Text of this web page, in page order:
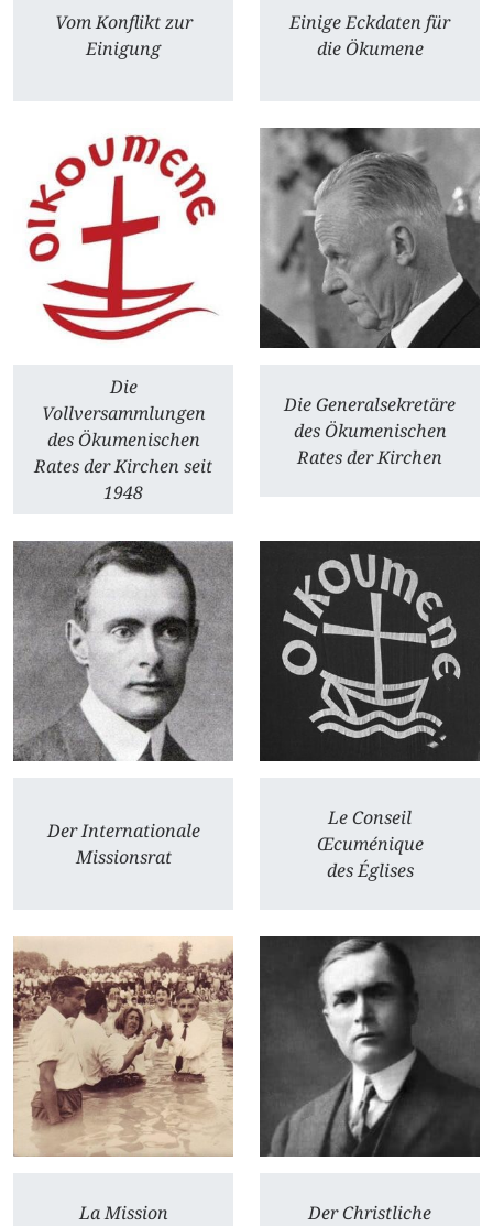
Vom Konflikt zur
Einigung
Einige Eckdaten für
die Ökumene
Die
Vollversammlungen
des Ökumenischen
Rates der Kirchen seit
1948
Die Generalsekretäre
des Ökumenischen
Rates der Kirchen
Der Internationale
Missionsrat
Le Conseil
Œcuménique
des Églises
La Mission
Der Christliche